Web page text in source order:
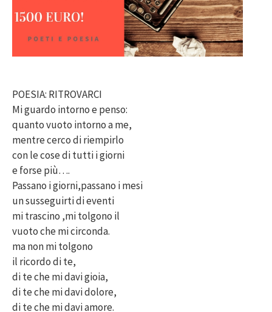
POESIA: RITROVARCI
Mi guardo intorno e penso:
quanto vuoto intorno a me,
mentre cerco di riempirlo
con le cose di tutti i giorni
e forse più….
Passano i giorni,passano i mesi
un susseguirti di eventi
mi trascino ,mi tolgono il
vuoto che mi circonda.
ma non mi tolgono
il ricordo di te,
di te che mi davi gioia,
di te che mi davi dolore,
di te che mi davi amore.